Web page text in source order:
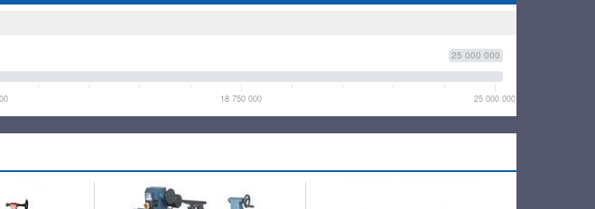
25 000 000
18 750 000 25 000 000